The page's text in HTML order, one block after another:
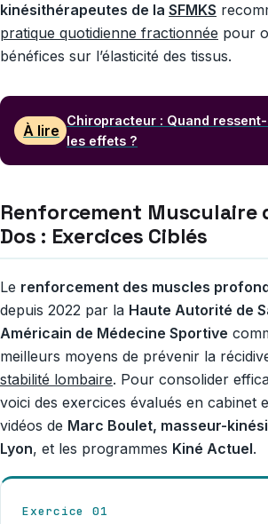
kinésithérapeutes de la SFMKS
pratique quotidienne fractionnée pour
bénéfices sur l’élasticité des tissus.
À lire
Chiropracteur : Quand
les effets ?
Renforcement Musculaire
Dos : Exercices Ciblés
Le renforcement des muscles
depuis 2022 par la Haute Autorité de
Américain de Médecine Sportive
meilleurs moyens de prévenir la
stabilité lombaire. Pour consolider
voici des exercices évalués en cabinet
vidéos de Marc Boulet, masseur-
Lyon, et les programmes Kiné Actuel.
Exercice 01